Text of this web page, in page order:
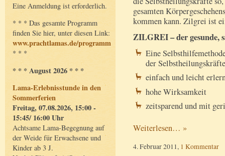
Eine Anmeldung ist erforderlich.
* * * Das gesamte Programm
finden Sie hier, unter diesen Link:
www.prachtlamas.de/programm
* * *
* * * August 2026 * * *
Lama-Erlebnisstunde in den
Sommerferien
Freitag, 07.08.2026, 15:00 -
15:45/ 16:00 Uhr
Achtsame Lama-Begegnung auf
der Weide für Erwachsene und
Kinder ab 3 J.
gesamten
kommen kann. Zilgrei ist
ZILGREI – der gesunde,
Eine
der Selbstheilungskräfte
einfach und leicht
hohe Wirksamkeit
zeitsparend und mit
Weiterlesen… »
4. Februar 2011, 1 Kommentar